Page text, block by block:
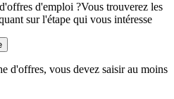
d'emploi ?Vous trouverez les
sur l'étape qui vous intéresse
d'offres, vous devez saisir au moins